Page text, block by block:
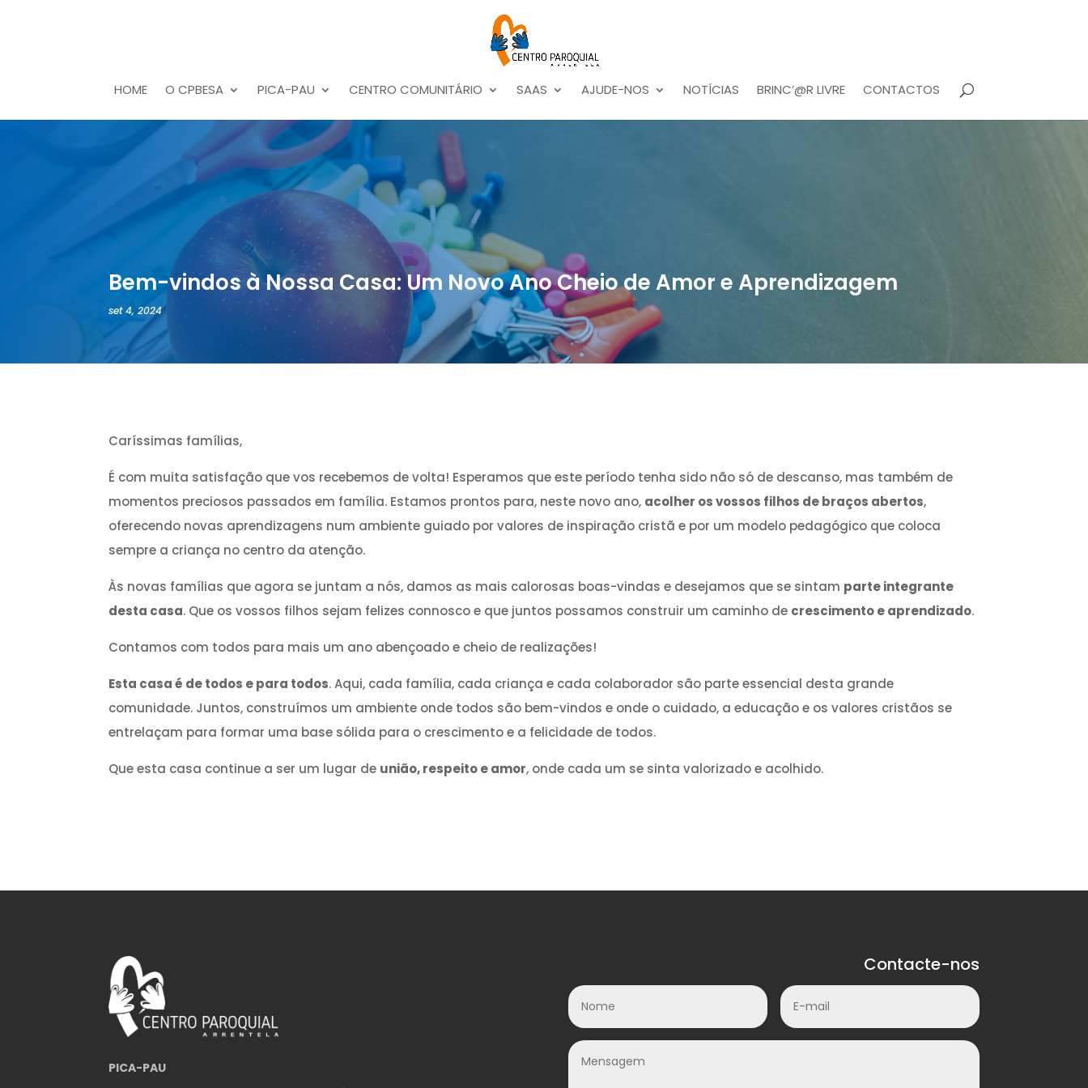
HOME O CPBESA PICA-PAU CENTRO COMUNITÁRIO SAAS AJUDE-NOS NOTÍCIAS BRINC’@R LIVRE CONTACTOS
Bem-vindos à Nossa Casa: Um Novo Ano Cheio de Amor e Aprendizagem
set 4, 2024
Caríssimas famílias,
É com muita satisfação que vos recebemos de volta! Esperamos que este período tenha sido não só de descanso, mas também de
momentos preciosos passados em família. Estamos prontos para, neste novo ano, acolher os vossos filhos de braços abertos,
oferecendo novas aprendizagens num ambiente guiado por valores de inspiração cristã e por um modelo pedagógico que coloca
sempre a criança no centro da atenção.
Às novas famílias que agora se juntam a nós, damos as mais calorosas boas-vindas e desejamos que se sintam parte integrante
desta casa. Que os vossos filhos sejam felizes connosco e que juntos possamos construir um caminho de crescimento e aprendizado.
Contamos com todos para mais um ano abençoado e cheio de realizações!
Esta casa é de todos e para todos. Aqui, cada família, cada criança e cada colaborador são parte essencial desta grande
comunidade. Juntos, construímos um ambiente onde todos são bem-vindos e onde o cuidado, a educação e os valores cristãos se
entrelaçam para formar uma base sólida para o crescimento e a felicidade de todos.
Que esta casa continue a ser um lugar de união, respeito e amor, onde cada um se sinta valorizado e acolhido.
PICA-PAU
Contacte-nos